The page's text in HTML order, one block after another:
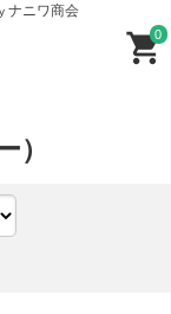
ナニワ商会
0
）